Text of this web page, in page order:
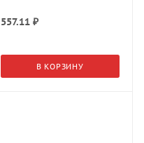
557.11₽
В КОРЗИНУ